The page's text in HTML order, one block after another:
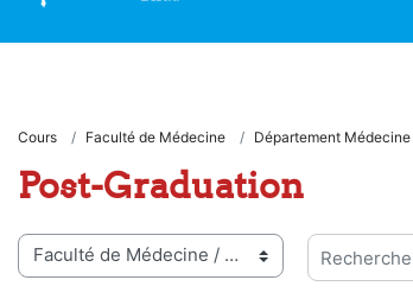
Cours Faculté de Médecine Département
Post-Graduation
de cours